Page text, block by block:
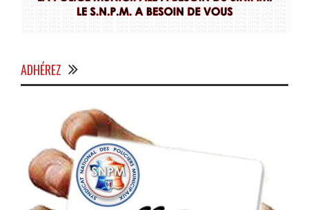
ADHÉREZ